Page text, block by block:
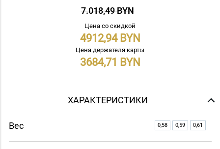
7.018,49 BYN
Цена со скидкой
4912,94
Цена держателя карты
3684,71
ХАРАКТЕРИСТИКИ
Вес 0,58 0,59 0,61